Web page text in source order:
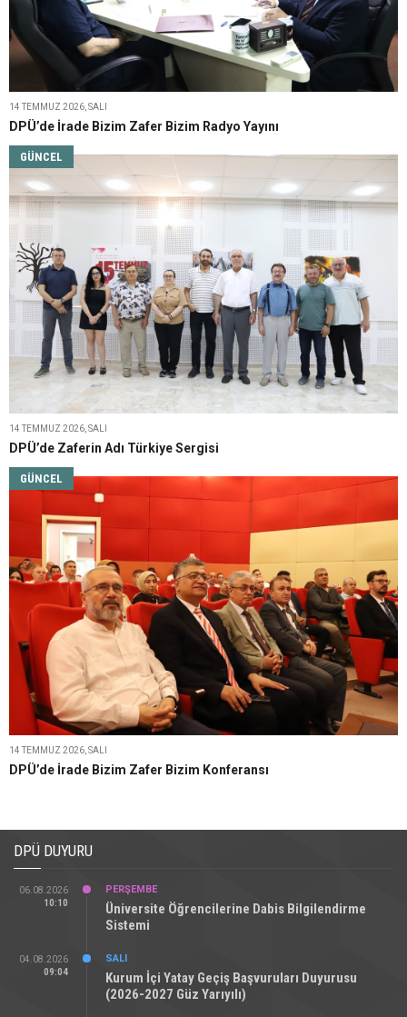
14 TEMMUZ 2026, SALI
DPÜ’de İrade Bizim Zafer Bizim Radyo Yayını
GÜNCEL
14 TEMMUZ 2026, SALI
DPÜ’de Zaferin Adı Türkiye Sergisi
GÜNCEL
14 TEMMUZ 2026, SALI
DPÜ’de İrade Bizim Zafer Bizim Konferansı
DPÜ DUYURU
06.08.2026
10:10
PERŞEMBE
Üniversite Öğrencilerine Dabis Bilgilendirme
Sistemi
04.08.2026
09:04
SALI
Kurum İçi Yatay Geçiş Başvuruları Duyurusu
(2026-2027 Güz Yarıyılı)